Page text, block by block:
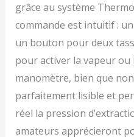
grâce au système
commande est intuitif :
un bouton pour deux
pour activer la vapeur ou
manomètre, bien que
parfaitement lisible et
réel la pression
amateurs apprécieront